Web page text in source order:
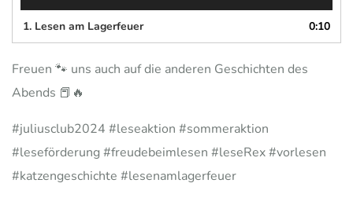
1. Lesen am Lagerfeuer 0:10
Freuen 🐾 uns auch auf die anderen Geschichten des
Abends 📕🔥
#juliusclub2024 #leseaktion #sommeraktion
#leseförderung #freudebeimlesen #leseRex #vorlesen
#katzengeschichte #lesenamlagerfeuer